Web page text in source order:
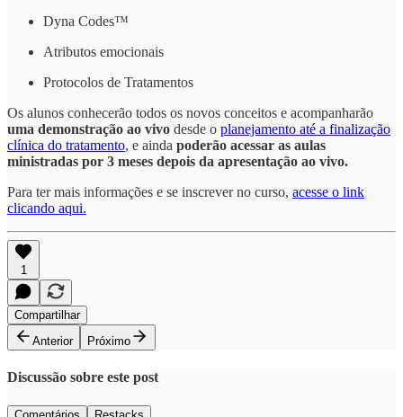
Dyna Codes™
Atributos emocionais
Protocolos de Tratamentos
Os alunos conhecerão todos os novos conceitos e acompanharão
uma demonstração ao vivo desde o planejamento até a finalização
clínica do tratamento, e ainda poderão acessar as aulas
ministradas por 3 meses depois da apresentação ao vivo.
Para ter mais informações e se inscrever no curso, acesse o link
clicando aqui.
1
Compartilhar
Anterior
Próximo
Discussão sobre este post